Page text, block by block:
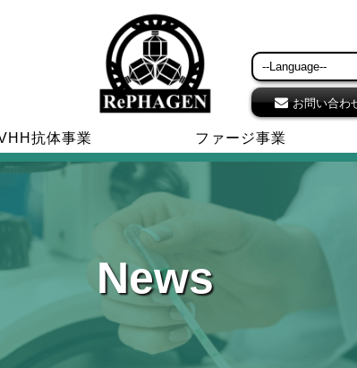
お問い合わ
抗体事業 ファージ事業
News